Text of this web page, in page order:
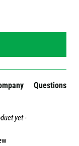
Questions
yet -